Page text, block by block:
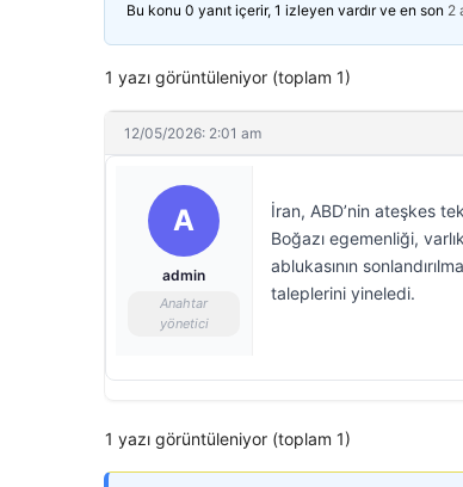
Bu konu 0 yanıt içerir, 1 izleyen vardır ve en son 2
1 yazı görüntüleniyor (toplam 1)
12/05/2026: 2:01 am
A
admin
Anahtar
yönetici
İran, ABD’nin ateşkes
Boğazı egemenliği,
ablukasının
taleplerini yineledi.
1 yazı görüntüleniyor (toplam 1)